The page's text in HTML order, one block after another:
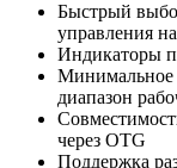
Быстрый
управления
Индикаторы
Минимальное
диапазон
через OTG
Поддержка